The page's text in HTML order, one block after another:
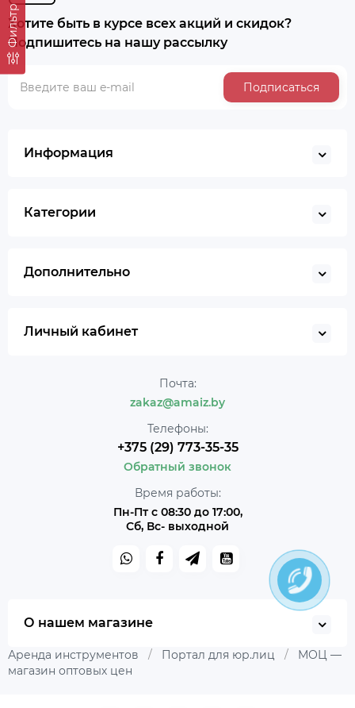
Фильтр
5.50 BYN
Хотите быть в курсе всех акций и скидок?
Подпишитесь на нашу рассылку
Подписаться
Информация
Категории
Дополнительно
Личный кабинет
Почта:
zakaz@amaiz.by
Телефоны:
+375 (29) 773-35-35
Обратный звонок
Время работы:
Пн-Пт с 08:30 до 17:00,
Сб, Вс- выходной
О нашем магазине
Аренда инструментов / Портал для юр.лиц /
МОЦ —
магазин оптовых цен